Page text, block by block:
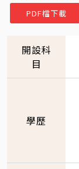
PDF檔下載
開設科
目
學歷